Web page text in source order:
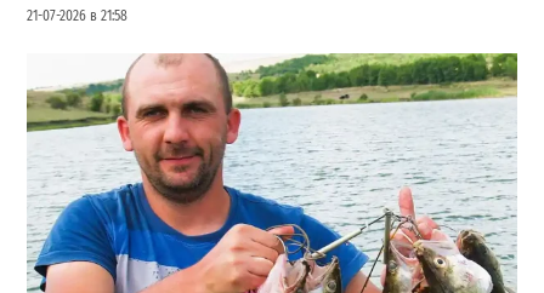
21-07-2026 в 21:58